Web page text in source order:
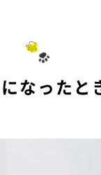
なったと